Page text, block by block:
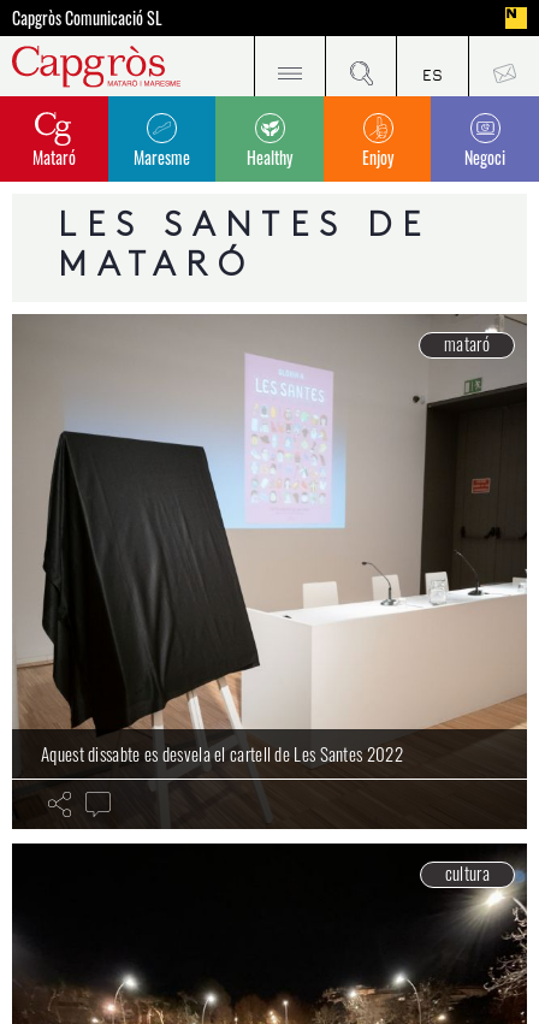
Capgròs Comunicació SL
Mataró Maresme Healthy Enjoy Negoci
LES SANTES DE
MATARÓ
mataró
Aquest dissabte es desvela el cartell de Les Santes 2022
cultura